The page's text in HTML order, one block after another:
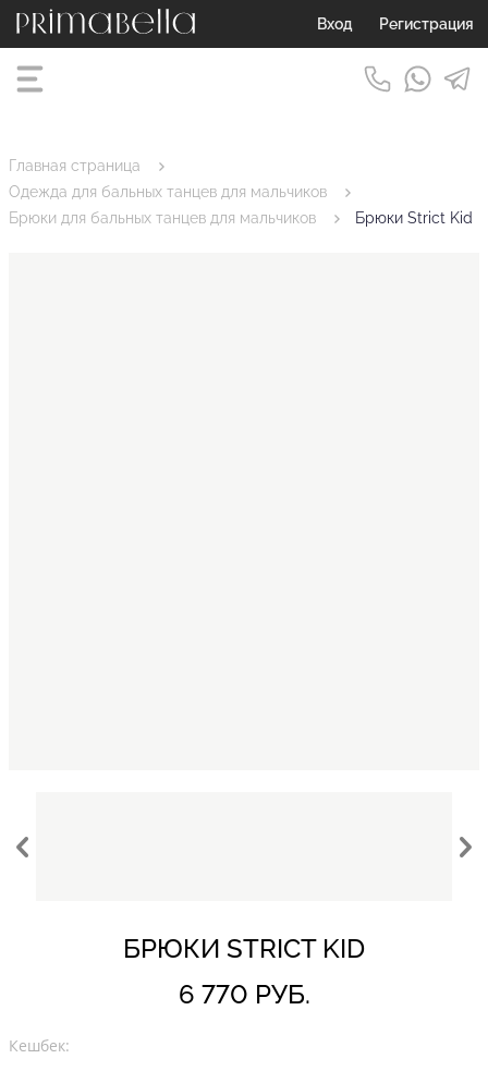
Вход Регистрация
Главная страница
Одежда для бальных танцев для мальчиков
Брюки для бальных танцев для мальчиков
Брюки Strict Kid
БРЮКИ STRICT KID
6 770 РУБ.
Кешбек: